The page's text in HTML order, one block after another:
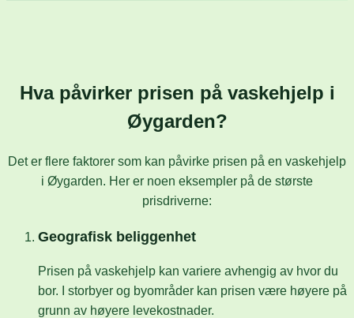
Hva påvirker prisen på vaskehjelp i
Øygarden?
Det er flere faktorer som kan påvirke prisen på en vaskehjelp
i Øygarden. Her er noen eksempler på de største
prisdriverne:
Geografisk beliggenhet
Prisen på vaskehjelp kan variere avhengig av hvor du
bor. I storbyer og byområder kan prisen være høyere på
grunn av høyere levekostnader.